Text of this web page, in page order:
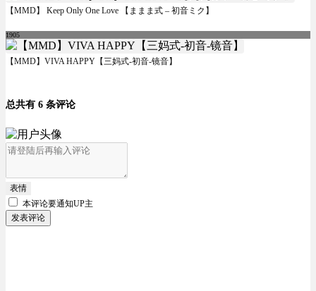
【MMD】 Keep Only One Love 【ままま式 – 初音ミク】
1905
【MMD】VIVA HAPPY【三妈式-初音-镜音】
总共有 6 条评论
表情
本评论要通知UP主
发表评论